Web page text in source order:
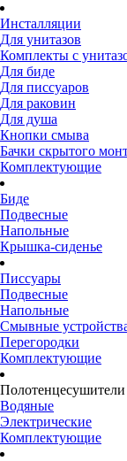
Инсталляции
Для унитазов
Комплекты с
Для биде
Для писсуаров
Для раковин
Для душа
Кнопки смыва
Бачки скрытого
Комплектующие
Биде
Подвесные
Напольные
Крышка-сиденье
Писсуары
Подвесные
Напольные
Смывные
Перегородки
Комплектующие
Полотенцесушители
Водяные
Электрические
Комплектующие